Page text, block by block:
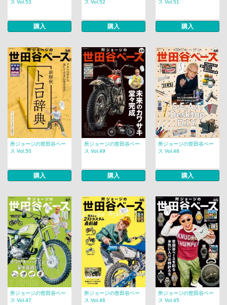
ス Vol.53
購入
ス Vol.52
購入
ス Vol.51
購入
所ジョージの世田谷ベー
ス Vol.50
購入
所ジョージの世田谷ベー
ス Vol.49
購入
所ジョージの世田谷ベー
ス Vol.48
購入
所ジョージの世田谷ベー
ス Vol.47
所ジョージの世田谷ベー
ス Vol.46
所ジョージの世田谷ベー
ス Vol.45